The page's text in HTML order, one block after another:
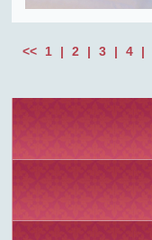
<< 1| 2| 3| 4|